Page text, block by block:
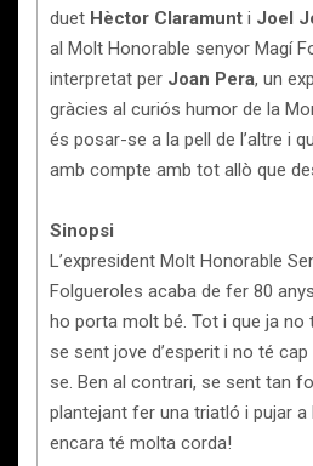
duet Hèctor Claramunt i Joel
al Molt Honorable senyor Magí
interpretat per Joan Pera, un
gràcies al curiós humor de la
és posar-se a la pell de l’altre i
amb compte amb tot allò que
Sinopsi
L’expresident Molt Honorable
Folgueroles acaba de fer 80
ho porta molt bé. Tot i que ja no
se sent jove d’esperit i no té
se. Ben al contrari, se sent tan
plantejant fer una triatló i pujar a
encara té molta corda!